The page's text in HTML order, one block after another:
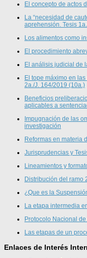
El concepto de actos
La “necesidad de
aprehensión. Tesis
Los alimentos como
El procedimiento
El análisis judicial de
El tope máximo en
2a./J. 164/2019 (10a.)
Beneficios
aplicables a
Impugnación de las
investigación
Reformas en materia
Jurisprudencias y
Lineamientos y
Distribución del ramo
¿Que es la
La etapa intermedia
Protocolo Nacional
Las etapas de un
Enlaces de Interés